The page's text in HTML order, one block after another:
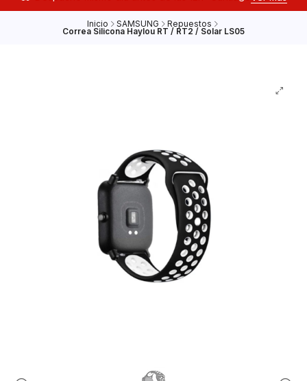
Inicio SAMSUNG Repuestos
Correa Silicona Haylou RT / RT2 / Solar LS05